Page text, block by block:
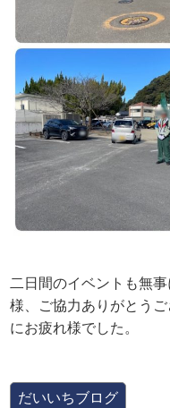
二日間のイベントも無
様、ご協力ありがとう
にお疲れ様でした。
だいいちブログ